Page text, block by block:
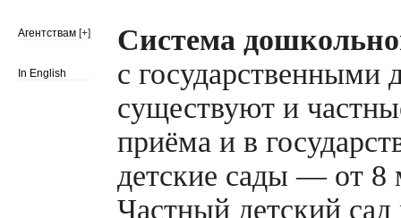
Агентствам [+]
In English
Система
с государственными
существуют и
приёма и в
детские сады — от 8
Частный детский